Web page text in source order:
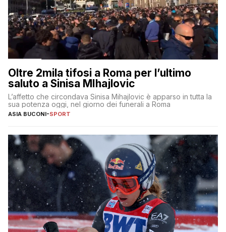
Oltre 2mila tifosi a Roma per l’ultimo
saluto a Sinisa MIhajlovic
L’affetto che circondava Sinisa Mihajlovic è apparso in tutta la
sua potenza oggi, nel giorno dei funerali a Roma
ASIA BUCONI-SPORT